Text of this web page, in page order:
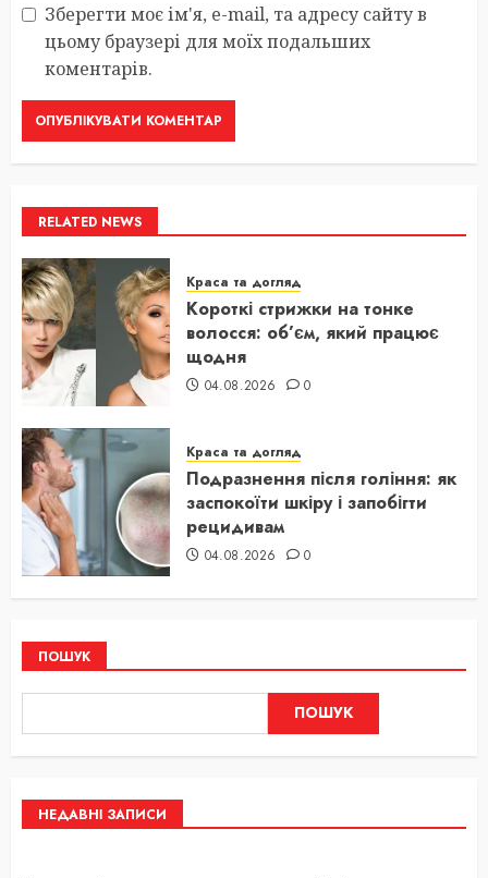
Зберегти моє ім'я, e-mail, та адресу сайту в
цьому браузері для моїх подальших
коментарів.
RELATED NEWS
Краса та догляд
Короткі стрижки на тонке
волосся: об’єм, який працює
щодня
04.08.2026 0
Краса та догляд
Подразнення після гоління: як
заспокоїти шкіру і запобігти
рецидивам
04.08.2026 0
ПОШУК
ПОШУК
НЕДАВНІ ЗАПИСИ